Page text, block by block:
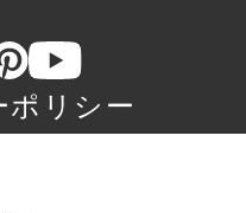
ポリシー